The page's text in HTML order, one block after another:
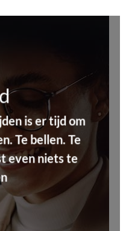
is er tijd om
Te bellen. Te
even niets te